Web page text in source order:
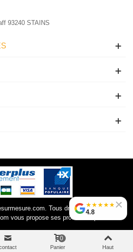
93240 STAINS
★★★★★
4.8
Tous droits réservés |
vous propose ses produits depuis 2012.
Panier
0
Haut